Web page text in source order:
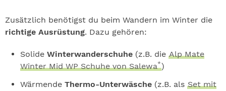
Zusätzlich benötigst du beim Wandern im Winter die
richtige Ausrüstung. Dazu gehören:
Solide Winterwanderschuhe (z.B. die Alp Mate
Winter Mid WP Schuhe von Salewa*)
Wärmende Thermo-Unterwäsche (z.B. als Set mit